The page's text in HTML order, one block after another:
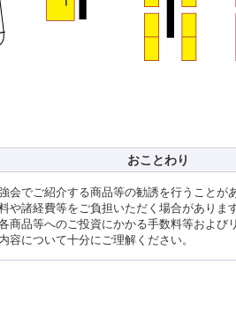
おことわり
会でご紹介する商品等の勧誘を行うことが
や諸経費等をご負担いただく場合がありま
商品等へのご投資にかかる手数料等および
容について十分にご理解ください。